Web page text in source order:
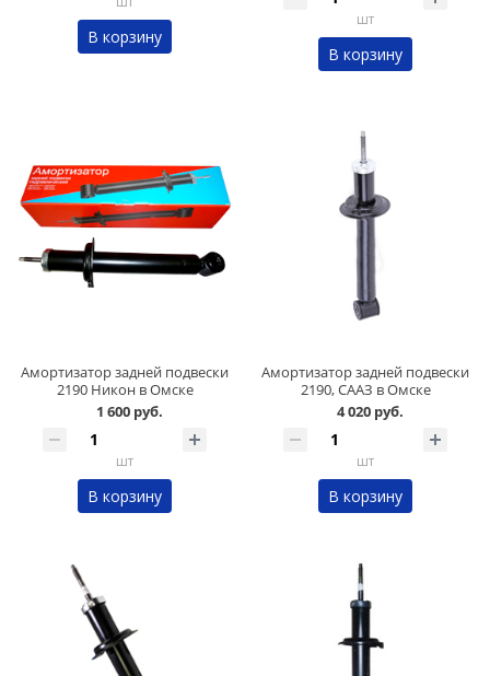
В корзину
шт
В корзину
Амортизатор задней подвески
2190 Никон в Омске
1 600 руб.
шт
В корзину
Амортизатор задней подвески
2190, СААЗ в Омске
4 020 руб.
шт
В корзину